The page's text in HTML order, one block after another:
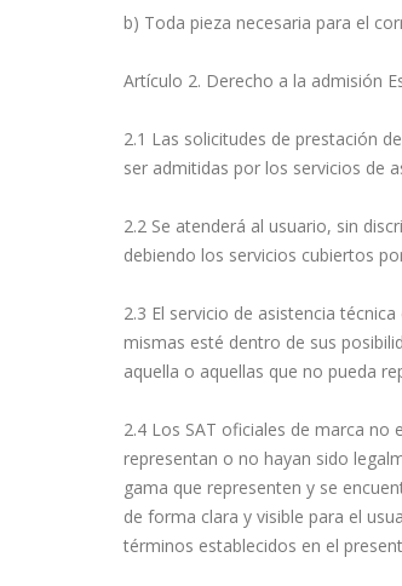
b) Toda pieza necesaria para el
Artículo 2. Derecho a la admisión
2.1 Las solicitudes de prestación
ser admitidas por los servicios de
2.2 Se atenderá al usuario, sin
debiendo los servicios cubiertos
2.3 El servicio de asistencia
mismas esté dentro de sus
aquella o aquellas que no pueda
2.4 Los SAT oficiales de marca
representan o no hayan sido
gama que representen y se
de forma clara y visible para el
términos establecidos en el